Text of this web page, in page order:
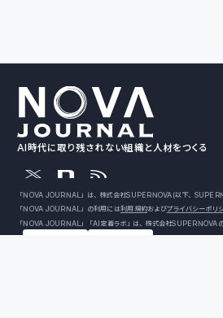
AI時代に取り残されない組織と人材をつくる
「NOVA JOURNAL」は、株式会社SUPERNOVA（以下、
「NOVA JOURNAL」の利用には利用規約およびプライバシーポリ
「NOVA JOURNAL」「AI定着ラボ」は、株式会社SUPERNOVAの